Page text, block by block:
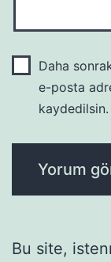
Daha
e-posta
kaydedilsin.
Bu site,